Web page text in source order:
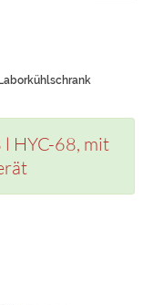
HYC-68, mit